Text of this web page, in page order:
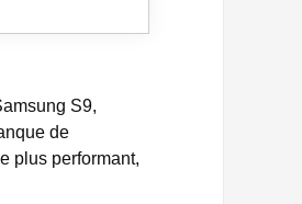
S9,
de
plus performant,